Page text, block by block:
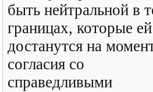
быть нейтральной в
границах, которые ей
достанутся на
согласия со
справедливыми